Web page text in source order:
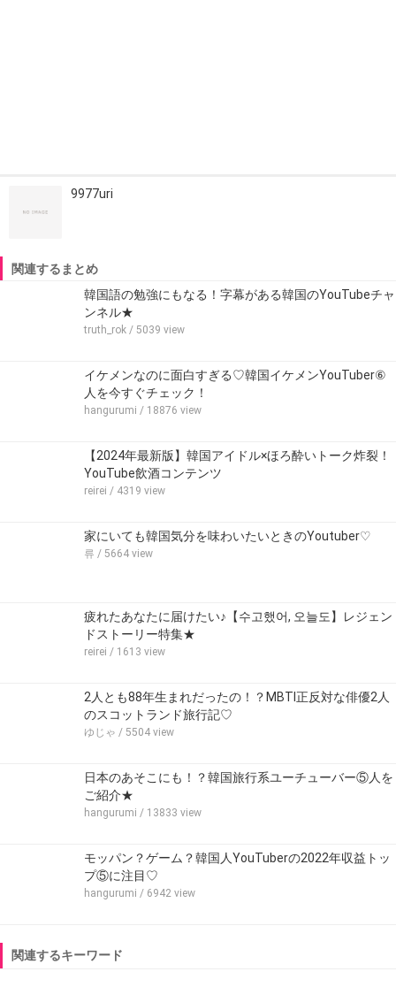
9977uri
関連するまとめ
韓国語の勉強にもなる！字幕がある韓国のYouTubeチャ
ンネル★
truth_rok / 5039 view
イケメンなのに面白すぎる♡韓国イケメンYouTuber⑥
人を今すぐチェック！
hangurumi / 18876 view
【2024年最新版】韓国アイドル×ほろ酔いトーク炸裂！
YouTube飲酒コンテンツ
reirei / 4319 view
家にいても韓国気分を味わいたいときのYoutuber♡
류 / 5664 view
疲れたあなたに届けたい♪【수고했어, 오늘도】レジェン
ドストーリー特集★
reirei / 1613 view
2人とも88年生まれだったの！？MBTI正反対な俳優2人
のスコットランド旅行記♡
ゆじゃ / 5504 view
日本のあそこにも！？韓国旅行系ユーチューバー⑤人を
ご紹介★
hangurumi / 13833 view
モッパン？ゲーム？韓国人YouTuberの2022年収益トッ
プ⑤に注目♡
hangurumi / 6942 view
関連するキーワード